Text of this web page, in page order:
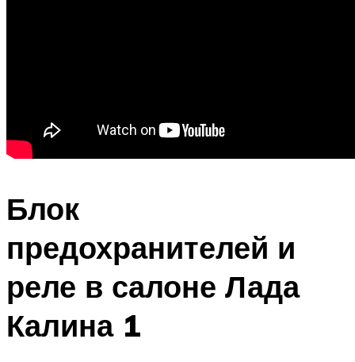
Блок
предохранителей и
реле в салоне Лада
Калина 1